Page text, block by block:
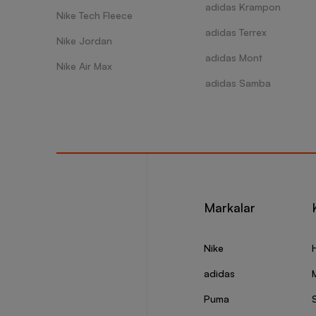
özen
etkili
Siz
Nike Tech Fleece
Nike Jordan
Nike Air Max
adidas Krampon
adidas Terrex
adidas Mont
adidas Samba
Markalar
Nike
adidas
Puma